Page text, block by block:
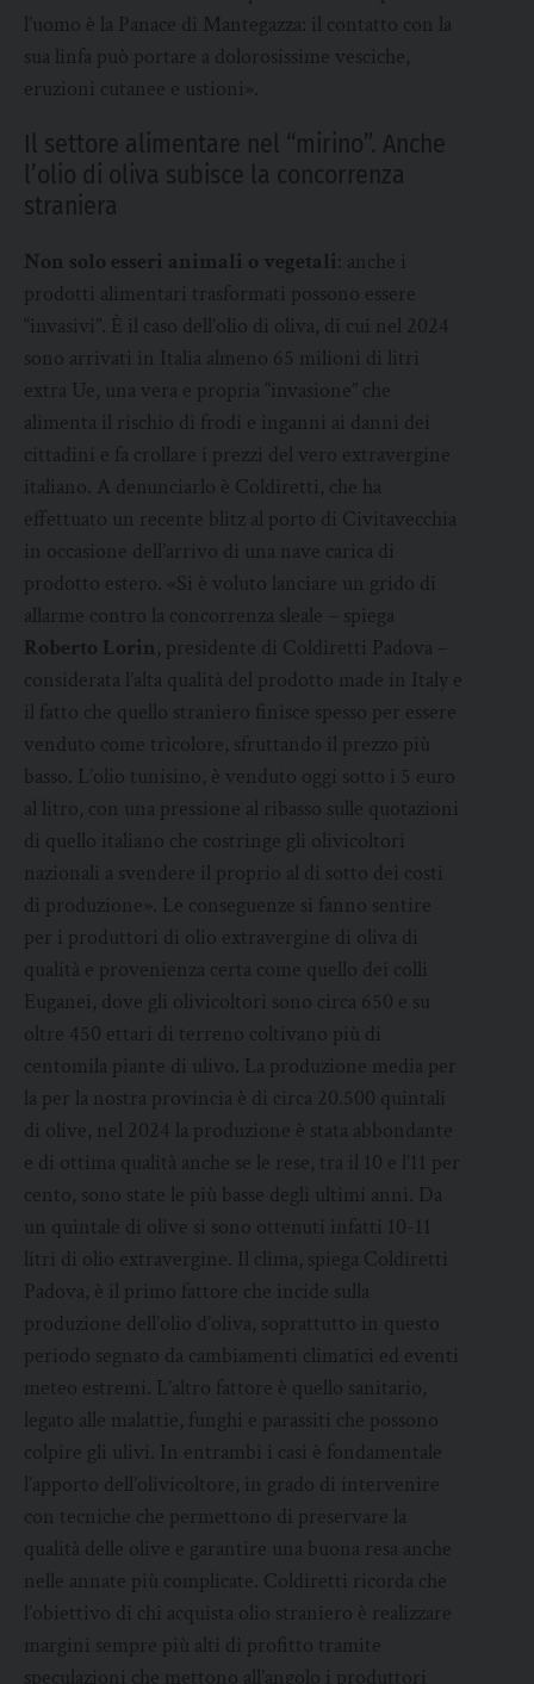
l’uomo è la Panace di Mantegazza: il contatto con la
sua linfa può portare a dolorosissime vesciche,
eruzioni cutanee e ustioni».
Il settore alimentare nel “mirino”. Anche
l’olio di oliva subisce la concorrenza
straniera
Non solo esseri animali o vegetali : anche i
prodotti alimentari trasformati possono essere
“invasivi”. È il caso dell’olio di oliva, di cui nel 2024
sono arrivati in Italia almeno 65 milioni di litri
extra Ue, una vera e propria “invasione” che
alimenta il rischio di frodi e inganni ai danni dei
cittadini e fa crollare i prezzi del vero extravergine
italiano. A denunciarlo è Coldiretti, che ha
effettuato un recente blitz al porto di Civitavecchia
in occasione dell’arrivo di una nave carica di
prodotto estero. «Si è voluto lanciare un grido di
allarme contro la concorrenza sleale – spiega
Roberto Lorin, presidente di Coldiretti Padova –
considerata l’alta qualità del prodotto made in Italy e
il fatto che quello straniero finisce spesso per essere
venduto come tricolore, sfruttando il prezzo più
basso. L’olio tunisino, è venduto oggi sotto i 5 euro
al litro, con una pressione al ribasso sulle quotazioni
di quello italiano che costringe gli olivicoltori
nazionali a svendere il proprio al di sotto dei costi
di produzione». Le conseguenze si fanno sentire
per i produttori di olio extravergine di oliva di
qualità e provenienza certa come quello dei colli
Euganei, dove gli olivicoltori sono circa 650 e su
oltre 450 ettari di terreno coltivano più di
centomila piante di ulivo. La produzione media per
la per la nostra provincia è di circa 20.500 quintali
di olive, nel 2024 la produzione è stata abbondante
e di ottima qualità anche se le rese, tra il 10 e l’11 per
cento, sono state le più basse degli ultimi anni. Da
un quintale di olive si sono ottenuti infatti 10-11
litri di olio extravergine. Il clima, spiega Coldiretti
Padova, è il primo fattore che incide sulla
produzione dell’olio d’oliva, soprattutto in questo
periodo segnato da cambiamenti climatici ed eventi
meteo estremi. L’altro fattore è quello sanitario,
legato alle malattie, funghi e parassiti che possono
colpire gli ulivi. In entrambi i casi è fondamentale
l’apporto dell’olivicoltore, in grado di intervenire
con tecniche che permettono di preservare la
qualità delle olive e garantire una buona resa anche
nelle annate più complicate. Coldiretti ricorda che
l’obiettivo di chi acquista olio straniero è realizzare
margini sempre più alti di profitto tramite
speculazioni che mettono all’angolo i produttori